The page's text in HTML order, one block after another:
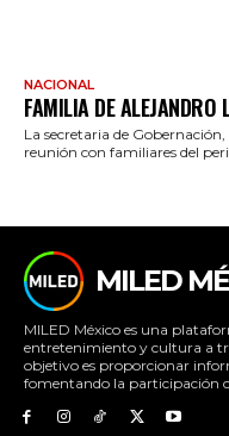
NACIONAL
FAMILIA DE ALEJANDRO
La secretaria de
reunión con familiares del
MILED
MILED México es una
entretenimiento y cultura a
objetivo es proporcionar
fomentando la participación